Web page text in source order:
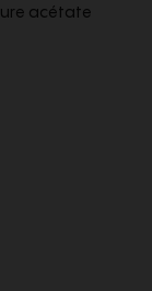
acétate